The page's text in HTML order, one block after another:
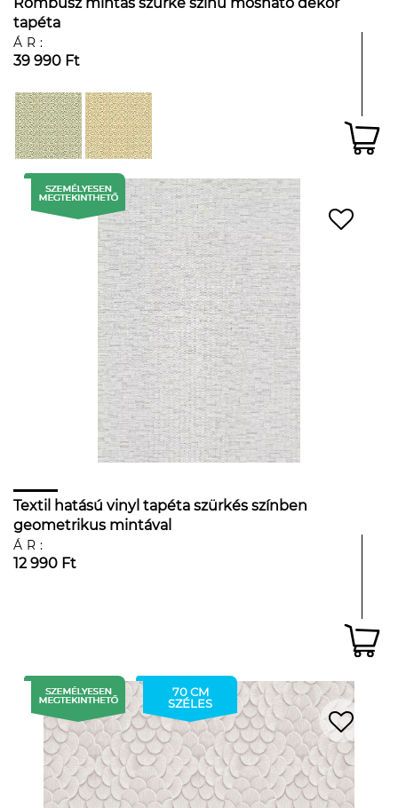
tapéta
ÁR:
39 990 Ft
Textil hatású vinyl tapéta szürkés színben
geometrikus mintával
ÁR:
12 990 Ft
70 CM
SZÉLES